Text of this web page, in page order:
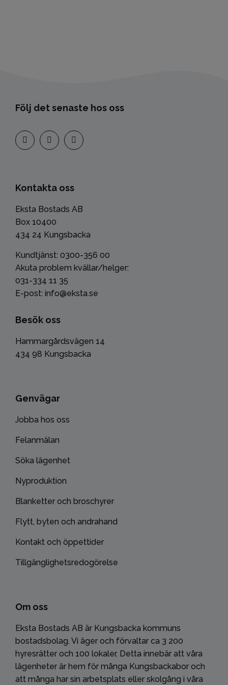
Följ det senaste hos oss
Kontakta oss
Eksta Bostads AB
Box 10400
434 24 Kungsbacka
Kundtjänst: 0300-356 00
Akuta problem kvällar/helger:
031-334 11 35
E-post: info@eksta.se
Besök oss
Hammargårdsvägen 14
434 98 Kungsbacka
Genvägar
Jobba hos oss
Felanmälan
Söka lägenhet
Nyproduktion
Blanketter och broschyrer
Flytt, byten och andrahand
Kontakt och öppettider
Tillgänglighetsredogörelse
Om oss
Eksta Bostads AB är Kungsbacka kommuns
bostadsbolag. Vi äger och förvaltar ca 3 200
hyresrätter och 100 lokaler. Detta innebär att våra
lägenheter är hem för många Kungsbackabor och
att många har sin arbetsplats eller skolgång i våra